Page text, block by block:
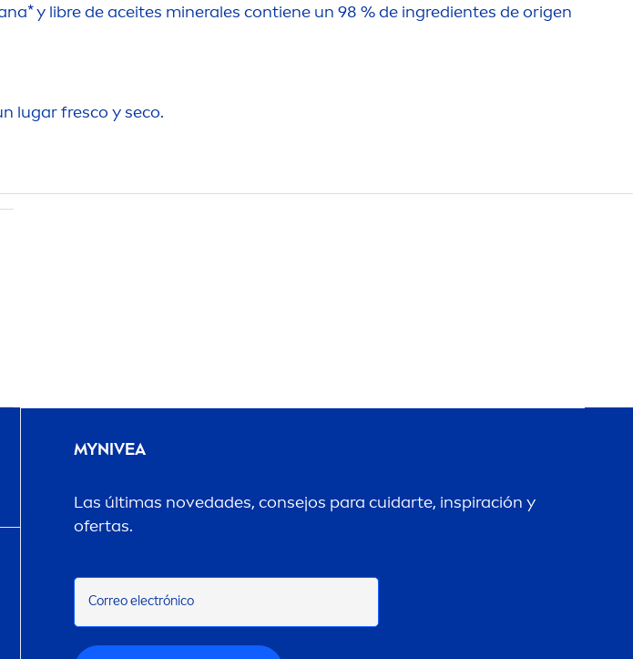
y libre de aceites minerales contiene un 98 % de ingredientes de origen
lugar fresco y seco.
MYNIVEA
Las últimas novedades, consejos para cuidarte, inspiración y
ofertas.
Correo electrónico